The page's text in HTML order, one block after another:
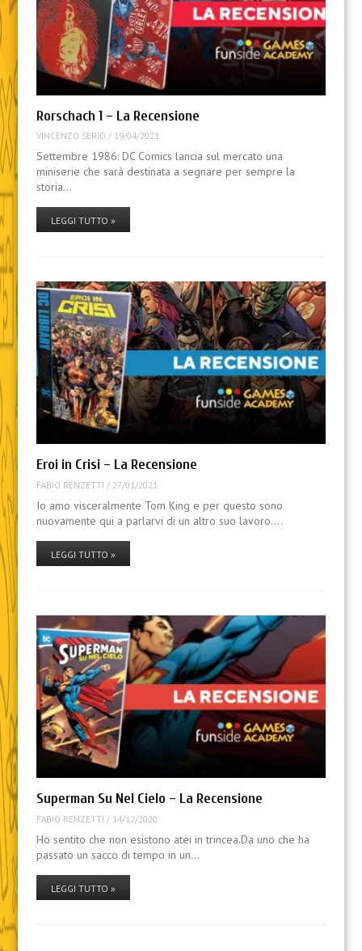
Rorschach 1 – La Recensione
VINCENZO SERIO / 19/04/2021
Settembre 1986: DC Comics lancia sul mercato una
miniserie che sarà destinata a segnare per sempre la
storia…
LEGGI TUTTO »
Eroi in Crisi – La Recensione
FABIO RENZETTI / 27/01/2021
Io amo visceralmente Tom King e per questo sono
nuovamente qui a parlarvi di un altro suo lavoro.…
LEGGI TUTTO »
Superman Su Nel Cielo – La Recensione
FABIO RENZETTI / 14/12/2020
Ho sentito che non esistono atei in trincea.Da uno che ha
passato un sacco di tempo in un…
LEGGI TUTTO »